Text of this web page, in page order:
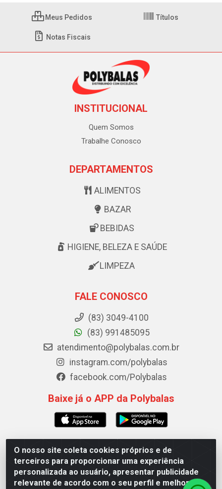
O nosso site coleta cookies próprios e de
terceiros para proporcionar uma experiência
personalizada ao usuário, apresentar publicidade
relevante de acordo com o seu perfil e melhorar a
Meus Pedidos Títulos
Notas Fiscais
INSTITUCIONAL
Quem Somos
Trabalhe Conosco
DEPARTAMENTOS
ALIMENTOS
BAZAR
BEBIDAS
HIGIENE, BELEZA E SAÚDE
LIMPEZA
FALE CONOSCO
(83) 3049-4100
(83) 991485095
atendimento@polybalas.com.br
instagram.com/polybalas
facebook.com/Polybalas
Baixe já o APP da Polybalas
Polybalas - Rua João Miguel de Souza, 173 Galpão B -
Ernesto Geisel, João Pessoa/PB - CEP 58.075-075 - CNPJ
00.909.327/0002-61